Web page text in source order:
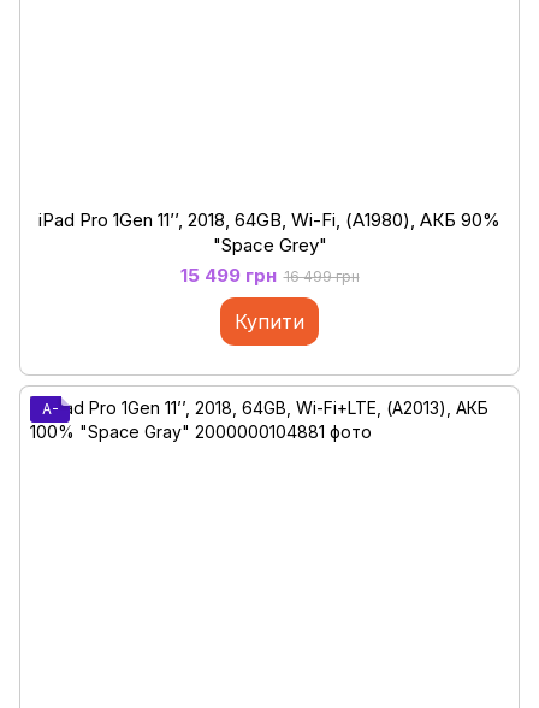
iPad Pro 1Gen 11’’, 2018, 64GB, Wi-Fi, (А1980), АКБ 90%
"Space Grey"
15 499 грн 16 499 грн
Купити
A-